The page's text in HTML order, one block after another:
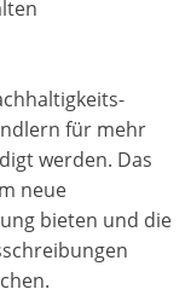
für mehr
werden. Das
neue
bieten und die